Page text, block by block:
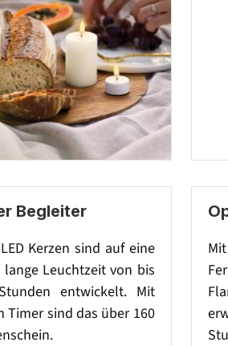
Begleiter
Kerzen sind auf eine
lange Leuchtzeit von bis
entwickelt. Mit
Timer sind das über 160